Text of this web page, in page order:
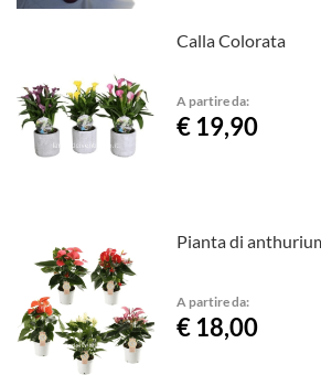
Calla Colorata
A partire da:
€ 19,90
Pianta di
A partire da:
€ 18,00